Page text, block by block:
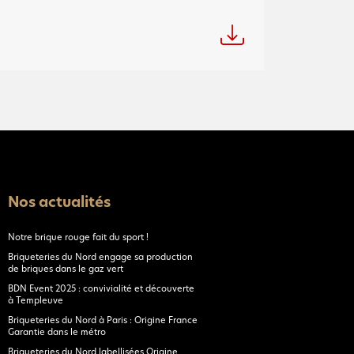
Nos actualités
Notre brique rouge fait du sport !
Briqueteries du Nord engage sa production
de briques dans le gaz vert
BDN Event 2025 : convivialité et découverte
à Templeuve
Briqueteries du Nord à Paris : Origine France
Garantie dans le métro